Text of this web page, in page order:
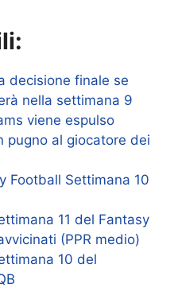
decisione finale se
nella settimana 9
viene espulso
pugno al giocatore dei
Football Settimana 10
11 del Fantasy
(PPR medio)
10 del